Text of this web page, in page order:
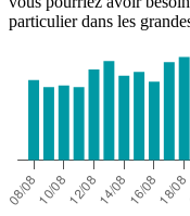
particulier dans les